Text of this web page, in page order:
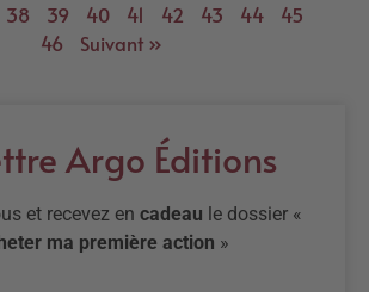
38 39 40 41 42 43 44
45
46
Suivant »
Argo Éditions
et recevez en cadeau le dossier «
ma première action »